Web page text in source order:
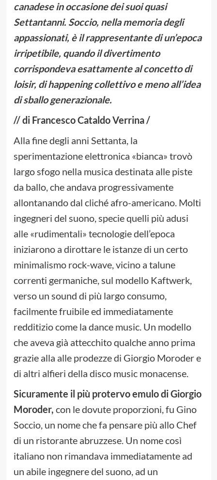
canadese in occasione dei suoi quasi
Settantanni. Soccio, nella memoria degli
appassionati, è il rappresentante di un’epoca
irripetibile, quando il divertimento
corrispondeva esattamente al concetto di
loisir, di happening collettivo e meno all’idea
di sballo generazionale.
// di Francesco Cataldo Verrina /
Alla fine degli anni Settanta, la
sperimentazione elettronica «bianca» trovò
largo sfogo nella musica destinata alle piste
da ballo, che andava progressivamente
allontanando dal cliché afro-americano. Molti
ingegneri del suono, specie quelli più adusi
alle «rudimentali» tecnologie dell’epoca
iniziarono a dirottare le istanze di un certo
minimalismo rock-wave, vicino a talune
correnti germaniche, sul modello Kaftwerk,
verso un sound di più largo consumo,
facilmente fruibile ed immediatamente
redditizio come la dance music. Un modello
che aveva già attecchito qualche anno prima
grazie alla alle prodezze di Giorgio Moroder e
di altri alfieri della disco music monacense.
Sicuramente il più protervo emulo di Giorgio
Moroder, con le dovute proporzioni, fu Gino
Soccio, un nome che fa pensare più allo Chef
di un ristorante abruzzese. Un nome così
italiano non rimandava immediatamente ad
un abile ingegnere del suono, ad un